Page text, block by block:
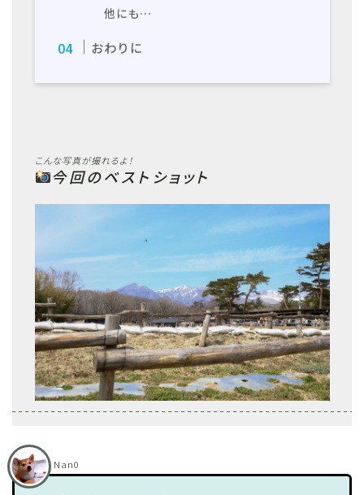
他にも…
おわりに
こんな写真が撮れるよ！
今回のベストショット
Nan0